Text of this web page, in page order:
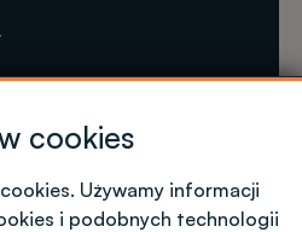
cookies
Używamy informacji
i podobnych technologii